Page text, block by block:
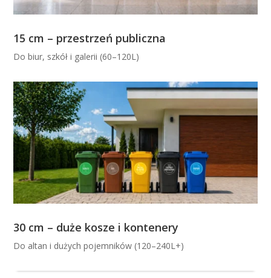
15 cm – przestrzeń publiczna
Do biur, szkół i galerii (60–120L)
30 cm – duże kosze i kontenery
Do altan i dużych pojemników (120–240L+)